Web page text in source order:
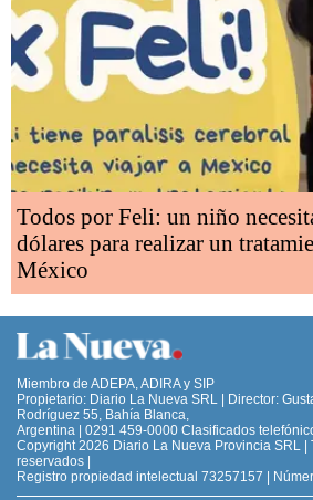
Todos por Feli: un niño
dólares para realizar un
México
Miembro de ADEPA, ADIRA y SIP
Propietario: Diario La Nueva SRL | Director:
Rodríguez 55, Bahía Blanca,
Argentina | 0291 459-0000 Clasificados
Copyright 2026 Diario La Nueva Provincia SRL |
reservados |
Registro propiedad intelectual 73257157 |